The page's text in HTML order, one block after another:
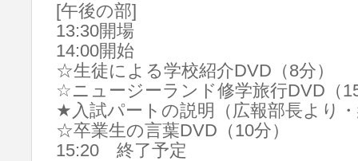
[午後の部]
13:30開場
14:00開始
☆生徒による学校紹介DVD（8分）
☆ニュージーランド修学旅行DVD（
★入試パートの説明（広報部長より
☆卒業生の言葉DVD（10分）
15:20 終了予定